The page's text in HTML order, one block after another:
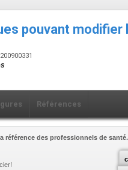
pouvant modifier
Références
référence des professionnels de santé.